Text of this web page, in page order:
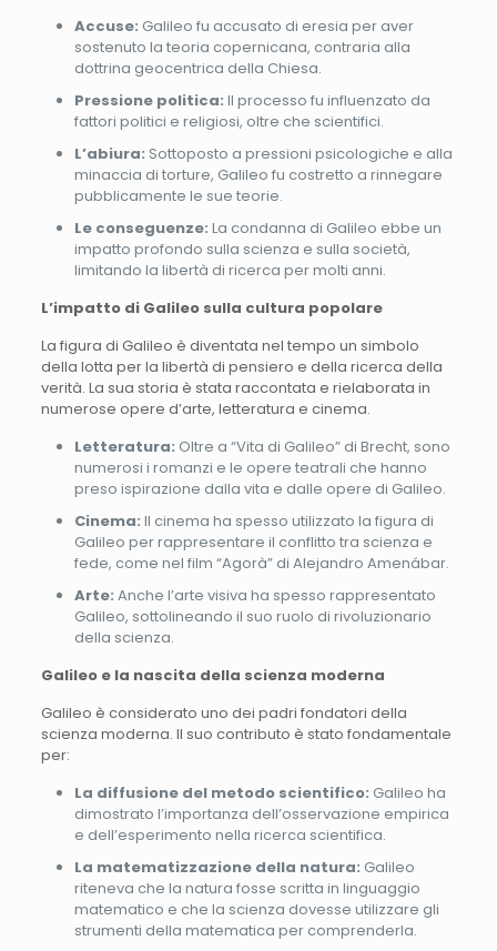
Accuse: Galileo fu accusato di eresia per aver
sostenuto la teoria copernicana, contraria alla
dottrina geocentrica della Chiesa.
Pressione politica: Il processo fu influenzato da
fattori politici e religiosi, oltre che scientifici.
L’abiura: Sottoposto a pressioni psicologiche e alla
minaccia di torture, Galileo fu costretto a rinnegare
pubblicamente le sue teorie.
Le conseguenze: La condanna di Galileo ebbe un
impatto profondo sulla scienza e sulla società,
limitando la libertà di ricerca per molti anni.
L’impatto di Galileo sulla cultura popolare
La figura di Galileo è diventata nel tempo un simbolo
della lotta per la libertà di pensiero e della ricerca della
verità. La sua storia è stata raccontata e rielaborata in
numerose opere d’arte, letteratura e cinema.
Letteratura: Oltre a “Vita di Galileo” di Brecht, sono
numerosi i romanzi e le opere teatrali che hanno
preso ispirazione dalla vita e dalle opere di Galileo.
Cinema: Il cinema ha spesso utilizzato la figura di
Galileo per rappresentare il conflitto tra scienza e
fede, come nel film “Agorà” di Alejandro Amenábar.
Arte: Anche l’arte visiva ha spesso rappresentato
Galileo, sottolineando il suo ruolo di rivoluzionario
della scienza.
Galileo e la nascita della scienza moderna
Galileo è considerato uno dei padri fondatori della
scienza moderna. Il suo contributo è stato fondamentale
per:
La diffusione del metodo scientifico: Galileo ha
dimostrato l’importanza dell’osservazione empirica
e dell’esperimento nella ricerca scientifica.
La matematizzazione della natura: Galileo
riteneva che la natura fosse scritta in linguaggio
matematico e che la scienza dovesse utilizzare gli
strumenti della matematica per comprenderla.